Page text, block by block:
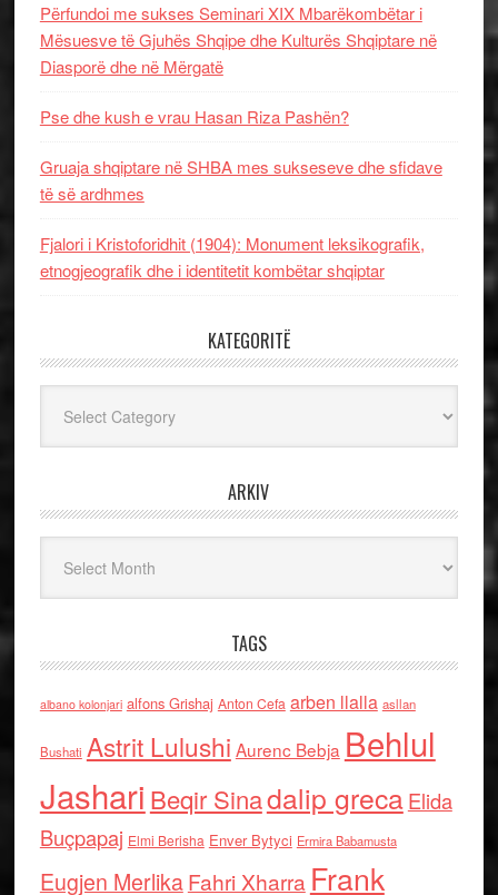
Përfundoi me sukses Seminari XIX Mbarëkombëtar i
Mësuesve të Gjuhës Shqipe dhe Kulturës Shqiptare në
Diasporë dhe në Mërgatë
Pse dhe kush e vrau Hasan Riza Pashën?
Gruaja shqiptare në SHBA mes sukseseve dhe sfidave
të së ardhmes
Fjalori i Kristoforidhit (1904): Monument leksikografik,
etnogjeografik dhe i identitetit kombëtar shqiptar
KATEGORITË
ARKIV
TAGS
albano kolonjari alfons Grishaj Anton Cefa arben llalla asllan
Bushati Astrit Lulushi Aurenc Bebja Behlul
Jashari Beqir Sinadalip grecaElida
Buçpapaj Elmi Berisha Enver Bytyci Ermira Babamusta
Eugjen MerlikaFahri Xharra Frank